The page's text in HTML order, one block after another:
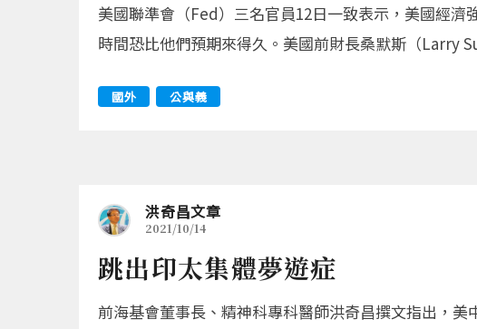
美國聯準會（Fed）三名官員12日一致表示，美國經
時間恐比他們預期來得久。美國前財長桑默斯（Larry
國外 公與義
洪奇昌文章
2021/10/14
跳出印太集體夢遊症
前海基會董事長、精神科專科醫師洪奇昌撰文指出，